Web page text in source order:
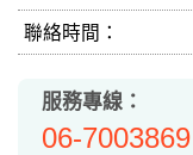
聯絡時間：
服務專線：
06-7003869